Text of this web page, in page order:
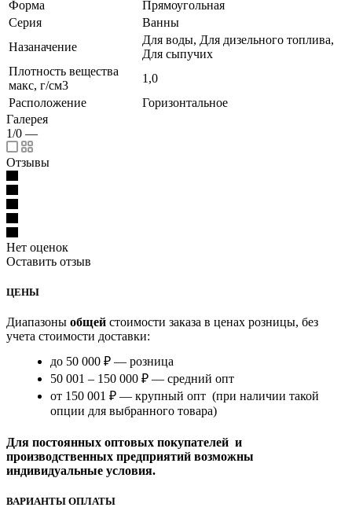
Форма
Прямоугольная
Серия
Ванны
Назаначение
Для воды, Для дизельного топлива,
Для сыпучих
Плотность вещества
макс, г/см3
1,0
Расположение
Горизонтальное
Галерея
1/0 —
Отзывы
Нет оценок
Оставить отзыв
ЦЕНЫ
Диапазоны общей стоимости заказа в ценах розницы, без
учета стоимости доставки:
до 50 000 ₽ — розница
50 001 – 150 000 ₽ — средний опт
от 150 001 ₽ — крупный опт (при наличии такой
опции для выбранного товара)
Для постоянных оптовых покупателей и
производственных предприятий возможны
индивидуальные условия.
ВАРИАНТЫ ОПЛАТЫ